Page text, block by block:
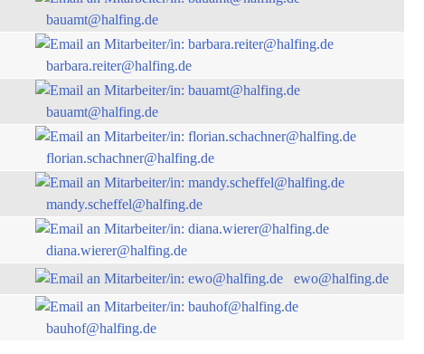
bauamt@halfing.de
barbara.reiter@halfing.de
bauamt@halfing.de
florian.schachner@halfing.de
mandy.scheffel@halfing.de
diana.wierer@halfing.de
ewo@halfing.de
bauhof@halfing.de